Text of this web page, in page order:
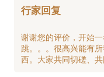
行家回复
谢谢您的评价，开始
跳。。。很高兴能有